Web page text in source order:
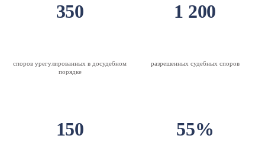
350
споров урегулированныхв досудебном
порядке
1 200
разрешенных судебных споров
150 55%